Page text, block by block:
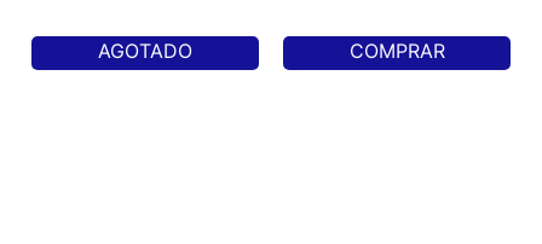
AGOTADO COMPRAR